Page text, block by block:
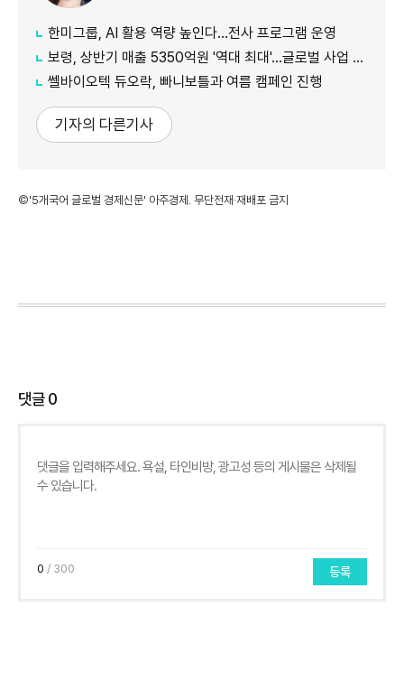
한미그룹, AI 활용 역량 높인다…전사 프로그램 운영
보령, 상반기 매출 5350억원 '역대 최대'…글로벌 사업 성장 본격화
쎌바이오텍 듀오락, 빠니보틀과 여름 캠페인 진행
기자의 다른기사
©'5개국어 글로벌 경제신문' 아주경제. 무단전재·재배포 금지
댓글0
0 / 300 등록